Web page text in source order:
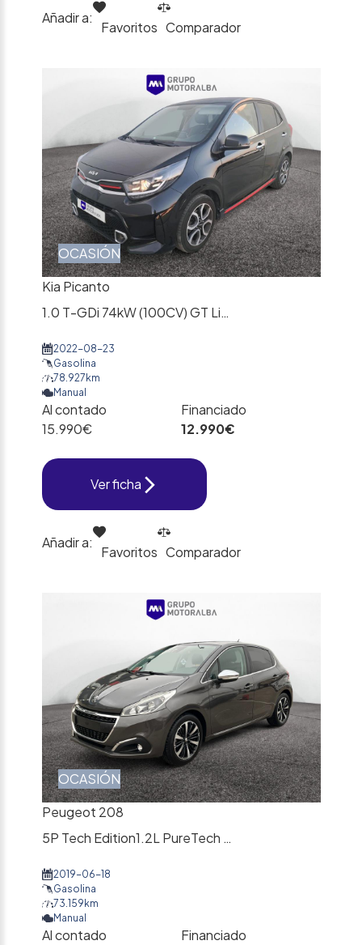
Añadir a:
Favoritos Comparador
OCASIÓN
Kia Picanto
1.0 T-GDi 74kW (100CV) GT Line
2022-08-23
Gasolina
78.927km
Manual
Al contado
15.990€
Financiado
12.990€
Ver ficha
Añadir a:
Favoritos Comparador
OCASIÓN
Peugeot 208
5P Tech Edition1.2L PureTech 60KW (82CV)
2019-06-18
Gasolina
73.159km
Manual
Al contado
Financiado